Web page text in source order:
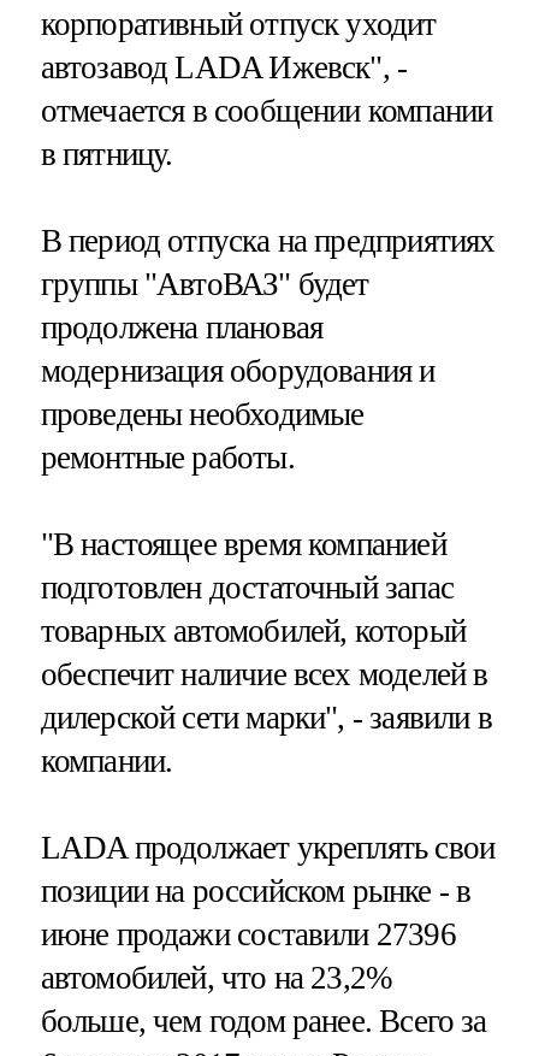
корпоративный отпуск уходит
автозавод LADA Ижевск", -
отмечается в сообщении компании
в пятницу.
В период отпуска на предприятиях
группы "АвтоВАЗ" будет
продолжена плановая
модернизация оборудования и
проведены необходимые
ремонтные работы.
"В настоящее время компанией
подготовлен достаточный запас
товарных автомобилей, который
обеспечит наличие всех моделей в
дилерской сети марки", - заявили в
компании.
LADA продолжает укреплять свои
позиции на российском рынке - в
июне продажи составили 27396
автомобилей, что на 23,2%
больше, чем годом ранее. Всего за